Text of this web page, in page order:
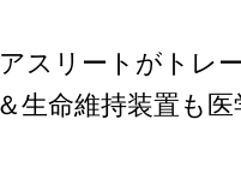
スリートがトレ
命維持装置も医